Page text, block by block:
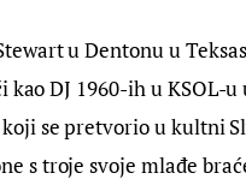
u Dentonu u
DJ 1960-ih u KSOL-u
koji se pretvorio u kultni
s troje svoje mlađe